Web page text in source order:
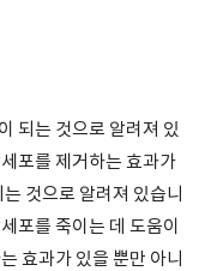
되는 것으로 알려져 있
포를 제거하는 효과가
것으로 알려져 있습니
포를 죽이는 데 도움이
효과가 있을 뿐만 아니